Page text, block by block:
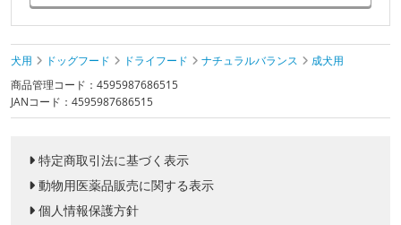
犬用 ドッグフード ドライフード ナチュラルバランス
成犬用
商品管理コード：4595987686515
JANコード：4595987686515
特定商取引法に基づく表示
動物用医薬品販売に関する表示
個人情報保護方針